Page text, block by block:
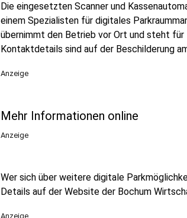
Die eingesetzten Scanner und
einem Spezialisten für digitales
übernimmt den Betrieb vor Ort und steht für
Kontaktdetails sind auf der Beschilderung
Anzeige
Mehr Informationen online
Anzeige
Wer sich über weitere digitale
Details auf der Website der Bochum
Anzeige